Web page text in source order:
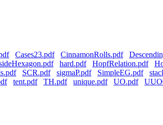
Cases23.pdf CinnamonRolls.pdf
hard.pdf HopfRelation.pdf
SCR.pdf sigmaP.pdf SimpleEG.pdf
tent.pdf TH.pdf unique.pdf UO.pdf